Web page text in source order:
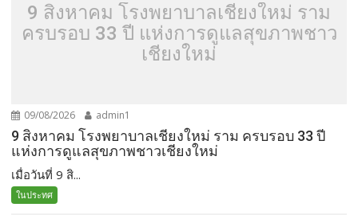
9 สิงหาคม โรงพยาบาลเชียงใหม่ ราม
ครบรอบ 33 ปี แห่งการดูแลสุขภาพชาว
เชียงใหม่
09/08/2026 admin1
9 สิงหาคม โรงพยาบาลเชียงใหม่ ราม ครบรอบ 33 ปี
แห่งการดูแลสุขภาพชาวเชียงใหม่
เมื่อวันที่ 9 สิ...
ในประทศ